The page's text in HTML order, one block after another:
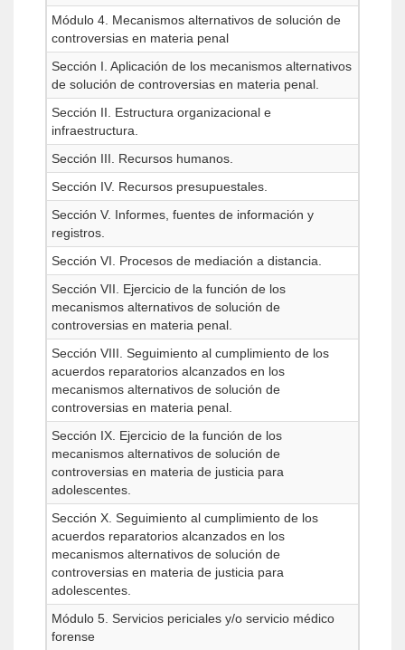
Módulo 4. Mecanismos alternativos de solución de
controversias en materia penal
Sección I. Aplicación de los mecanismos alternativos
de solución de controversias en materia penal.
Sección II. Estructura organizacional e
infraestructura.
Sección III. Recursos humanos.
Sección IV. Recursos presupuestales.
Sección V. Informes, fuentes de información y
registros.
Sección VI. Procesos de mediación a distancia.
Sección VII. Ejercicio de la función de los
mecanismos alternativos de solución de
controversias en materia penal.
Sección VIII. Seguimiento al cumplimiento de los
acuerdos reparatorios alcanzados en los
mecanismos alternativos de solución de
controversias en materia penal.
Sección IX. Ejercicio de la función de los
mecanismos alternativos de solución de
controversias en materia de justicia para
adolescentes.
Sección X. Seguimiento al cumplimiento de los
acuerdos reparatorios alcanzados en los
mecanismos alternativos de solución de
controversias en materia de justicia para
adolescentes.
Módulo 5. Servicios periciales y/o servicio médico
forense